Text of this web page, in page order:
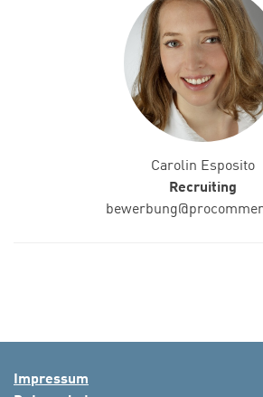
Carolin Esposito
Recruiting
Impressum